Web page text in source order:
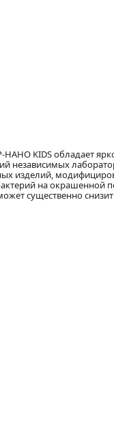
KIDS обладает
независимых
изделий,
на окрашенной
существенно